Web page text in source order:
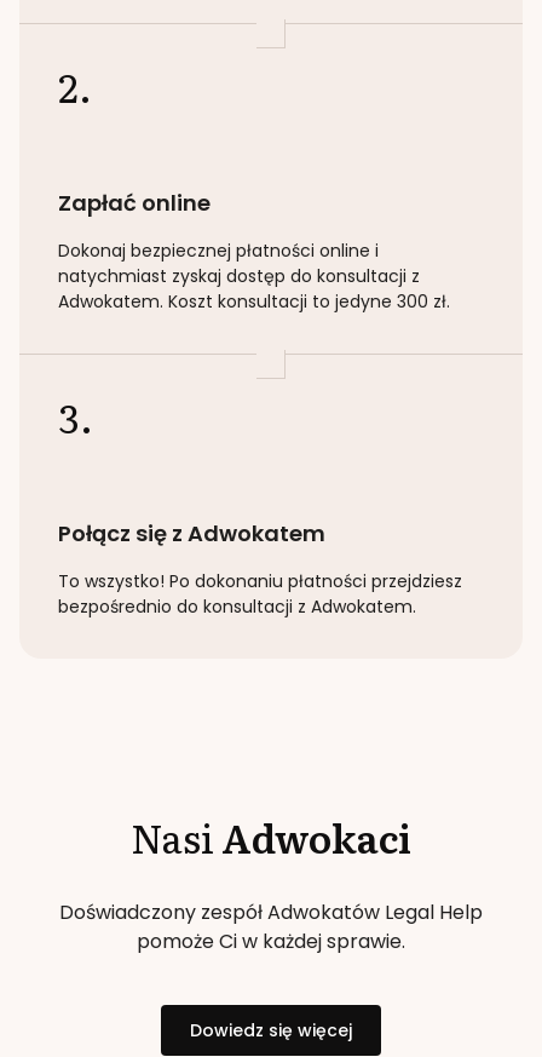
2.
Zapłać online
Dokonaj bezpiecznej płatności online i
natychmiast zyskaj dostęp do konsultacji z
Adwokatem. Koszt konsultacji to jedyne 300 zł.
3.
Połącz się z Adwokatem
To wszystko! Po dokonaniu płatności przejdziesz
bezpośrednio do konsultacji z Adwokatem.
NasiAdwokaci
Doświadczony zespół Adwokatów Legal Help
pomoże Ci w każdej sprawie.
Dowiedz się więcej